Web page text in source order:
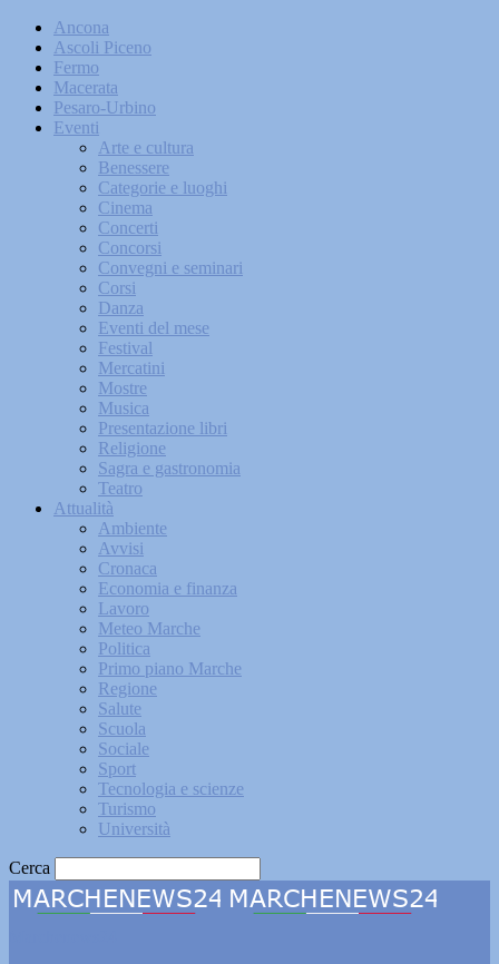
Ancona
Ascoli Piceno
Fermo
Macerata
Pesaro-Urbino
Eventi
Arte e cultura
Benessere
Categorie e luoghi
Cinema
Concerti
Concorsi
Convegni e seminari
Corsi
Danza
Eventi del mese
Festival
Mercatini
Mostre
Musica
Presentazione libri
Religione
Sagra e gastronomia
Teatro
Attualità
Ambiente
Avvisi
Cronaca
Economia e finanza
Lavoro
Meteo Marche
Politica
Primo piano Marche
Regione
Salute
Scuola
Sociale
Sport
Tecnologia e scienze
Turismo
Università
Cerca